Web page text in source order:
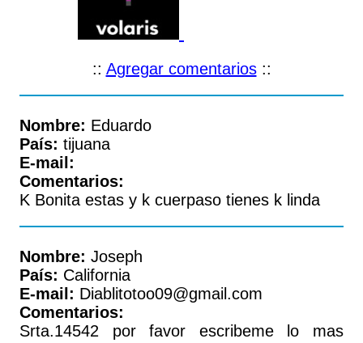
:: Agregar comentarios::
Nombre: Eduardo
País: tijuana
E-mail:
Comentarios:
K Bonita estas y k cuerpaso tienes k linda
Nombre: Joseph
País: California
E-mail: Diablitotoo09@gmail.com
Comentarios:
Srta.14542 por favor escribeme lo mas